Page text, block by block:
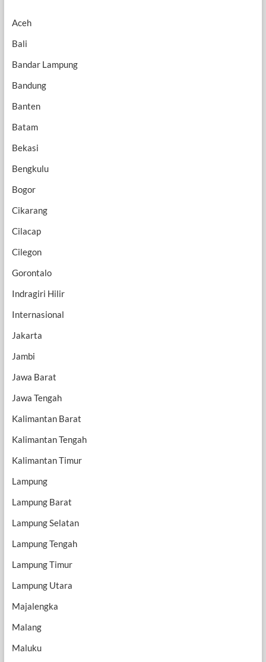
Aceh
Bali
Bandar Lampung
Bandung
Banten
Batam
Bekasi
Bengkulu
Bogor
Cikarang
Cilacap
Cilegon
Gorontalo
Indragiri Hilir
Internasional
Jakarta
Jambi
Jawa Barat
Jawa Tengah
Kalimantan Barat
Kalimantan Tengah
Kalimantan Timur
Lampung
Lampung Barat
Lampung Selatan
Lampung Tengah
Lampung Timur
Lampung Utara
Majalengka
Malang
Maluku